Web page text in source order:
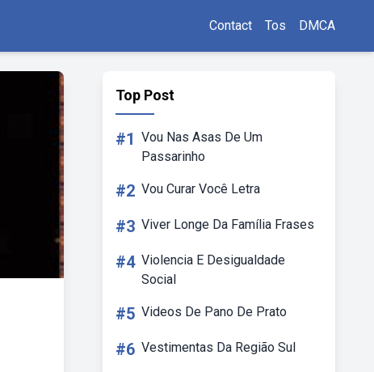
Contact Tos DMCA
Top Post
#1 Vou Nas Asas De Um
Passarinho
#2 Vou Curar Você Letra
#3 Viver Longe Da Família Frases
#4 Violencia E Desigualdade
Social
#5 Videos De Pano De Prato
#6 Vestimentas Da Região Sul